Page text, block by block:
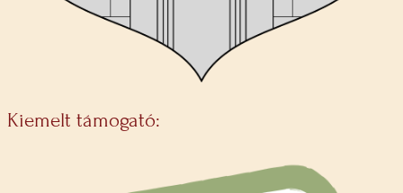
Kiemelt támogató: